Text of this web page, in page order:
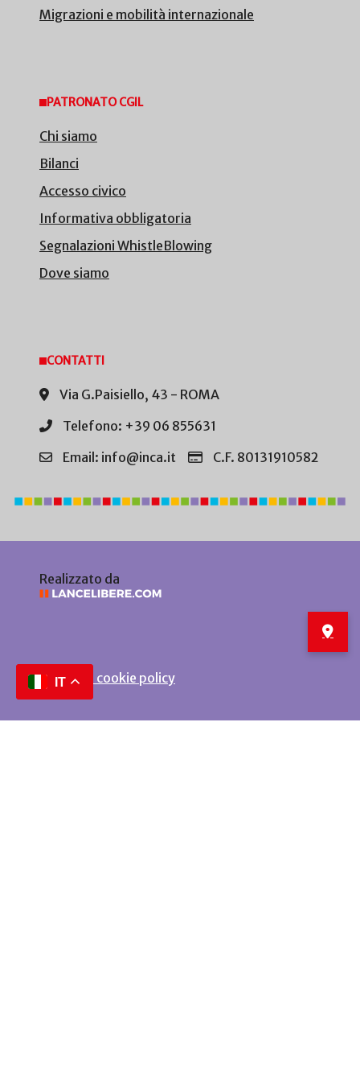
Migrazioni e mobilità internazionale
PATRONATO CGIL
Chi siamo
Bilanci
Accesso civico
Informativa obbligatoria
Segnalazioni WhistleBlowing
Dove siamo
CONTATTI
Via G.Paisiello, 43 - ROMA
Telefono: +39 06 855631
Email: info@inca.it
C.F. 80131910582
Realizzato da
Privacy e cookie policy
IT